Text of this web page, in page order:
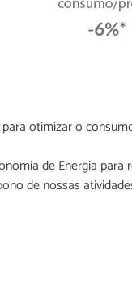
otimizar o
de Energia para
de nossas